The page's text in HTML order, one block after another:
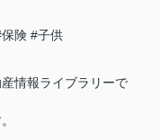
険 #子供
情報ライブラリーで